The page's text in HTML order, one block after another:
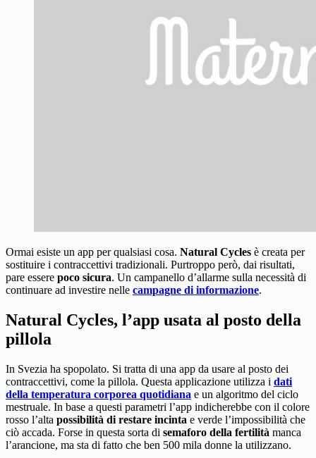
Ormai esiste un app per qualsiasi cosa. Natural Cycles è creata per
sostituire i contraccettivi tradizionali. Purtroppo però, dai risultati,
pare essere poco sicura. Un campanello d’allarme sulla necessità di
continuare ad investire nelle campagne di informazione.
Natural Cycles, l’app usata al posto della
pillola
In Svezia ha spopolato. Si tratta di una app da usare al posto dei
contraccettivi, come la pillola. Questa applicazione utilizza i dati
della temperatura corporea quotidiana e un algoritmo del ciclo
mestruale. In base a questi parametri l’app indicherebbe con il colore
rosso l’alta possibilità di restare incinta e verde l’impossibilità che
ciò accada. Forse in questa sorta di semaforo della fertilità manca
l’arancione, ma sta di fatto che ben 500 mila donne la utilizzano.